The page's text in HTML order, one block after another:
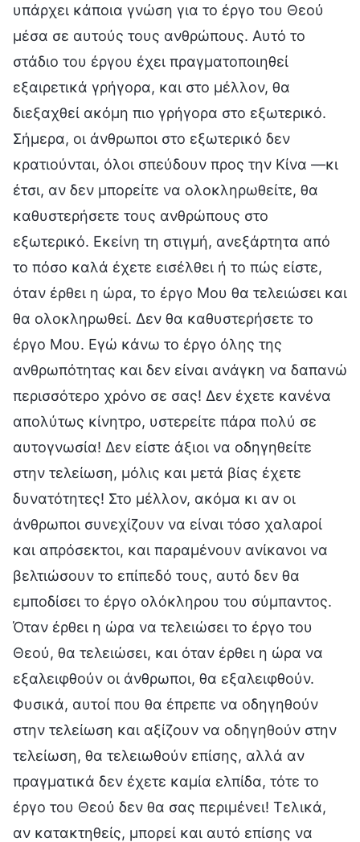
υπάρχει κάποια γνώση για το έργο του Θεού
μέσα σε αυτούς τους ανθρώπους. Αυτό το
στάδιο του έργου έχει πραγματοποιηθεί
εξαιρετικά γρήγορα, και στο μέλλον, θα
διεξαχθεί ακόμη πιο γρήγορα στο εξωτερικό.
Σήμερα, οι άνθρωποι στο εξωτερικό δεν
κρατιούνται, όλοι σπεύδουν προς την Κίνα —κι
έτσι, αν δεν μπορείτε να ολοκληρωθείτε, θα
καθυστερήσετε τους ανθρώπους στο
εξωτερικό. Εκείνη τη στιγμή, ανεξάρτητα από
το πόσο καλά έχετε εισέλθει ή το πώς είστε,
όταν έρθει η ώρα, το έργο Μου θα τελειώσει και
θα ολοκληρωθεί. Δεν θα καθυστερήσετε το
έργο Μου. Εγώ κάνω το έργο όλης της
ανθρωπότητας και δεν είναι ανάγκη να δαπανώ
περισσότερο χρόνο σε σας! Δεν έχετε κανένα
απολύτως κίνητρο, υστερείτε πάρα πολύ σε
αυτογνωσία! Δεν είστε άξιοι να οδηγηθείτε
στην τελείωση, μόλις και μετά βίας έχετε
δυνατότητες! Στο μέλλον, ακόμα κι αν οι
άνθρωποι συνεχίζουν να είναι τόσο χαλαροί
και απρόσεκτοι, και παραμένουν ανίκανοι να
βελτιώσουν το επίπεδό τους, αυτό δεν θα
εμποδίσει το έργο ολόκληρου του σύμπαντος.
Όταν έρθει η ώρα να τελειώσει το έργο του
Θεού, θα τελειώσει, και όταν έρθει η ώρα να
εξαλειφθούν οι άνθρωποι, θα εξαλειφθούν.
Φυσικά, αυτοί που θα έπρεπε να οδηγηθούν
στην τελείωση και αξίζουν να οδηγηθούν στην
τελείωση, θα τελειωθούν επίσης, αλλά αν
πραγματικά δεν έχετε καμία ελπίδα, τότε το
έργο του Θεού δεν θα σας περιμένει! Τελικά,
αν κατακτηθείς, μπορεί και αυτό επίσης να